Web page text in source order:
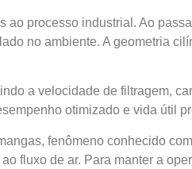
processo industrial. Ao
no ambiente. A geometria
a velocidade de filtragem,
otimizado e vida útil
fenômeno conhecido
fluxo de ar. Para manter a